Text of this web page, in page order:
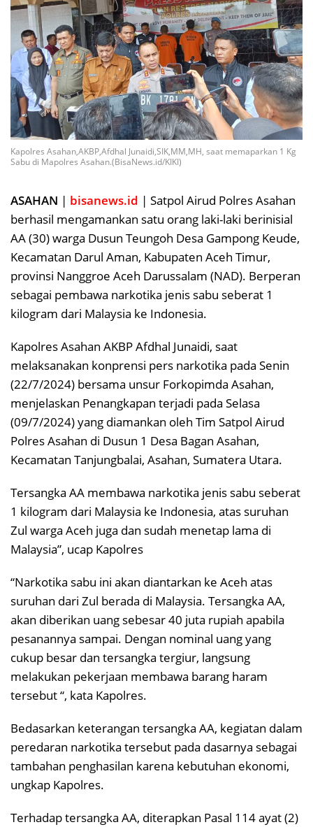
Kapolres Asahan,AKBP,Afdhal Junaidi,SIK,MM,MH, saat memaparkan 1 Kg
Sabu di Mapolres Asahan.(BisaNews.id/KIKI)
ASAHAN | bisanews.id | Satpol Airud Polres Asahan
berhasil mengamankan satu orang laki-laki berinisial
AA (30) warga Dusun Teungoh Desa Gampong Keude,
Kecamatan Darul Aman, Kabupaten Aceh Timur,
provinsi Nanggroe Aceh Darussalam (NAD). Berperan
sebagai pembawa narkotika jenis sabu seberat 1
kilogram dari Malaysia ke Indonesia.
Kapolres Asahan AKBP Afdhal Junaidi, saat
melaksanakan konprensi pers narkotika pada Senin
(22/7/2024) bersama unsur Forkopimda Asahan,
menjelaskan Penangkapan terjadi pada Selasa
(09/7/2024) yang diamankan oleh Tim Satpol Airud
Polres Asahan di Dusun 1 Desa Bagan Asahan,
Kecamatan Tanjungbalai, Asahan, Sumatera Utara.
Tersangka AA membawa narkotika jenis sabu seberat
1 kilogram dari Malaysia ke Indonesia, atas suruhan
Zul warga Aceh juga dan sudah menetap lama di
Malaysia”, ucap Kapolres
“Narkotika sabu ini akan diantarkan ke Aceh atas
suruhan dari Zul berada di Malaysia. Tersangka AA,
akan diberikan uang sebesar 40 juta rupiah apabila
pesanannya sampai. Dengan nominal uang yang
cukup besar dan tersangka tergiur, langsung
melakukan pekerjaan membawa barang haram
tersebut “, kata Kapolres.
Bedasarkan keterangan tersangka AA, kegiatan dalam
peredaran narkotika tersebut pada dasarnya sebagai
tambahan penghasilan karena kebutuhan ekonomi,
ungkap Kapolres.
Terhadap tersangka AA, diterapkan Pasal 114 ayat (2)